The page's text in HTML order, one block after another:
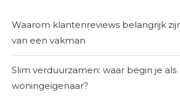
Waarom klantenreviews belangrijk
van een vakman
Slim verduurzamen: waar begin je als
woningeigenaar?